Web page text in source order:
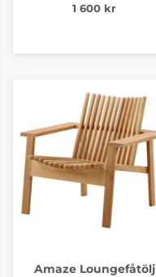
1 600 kr
Amaze Loungefåtölj